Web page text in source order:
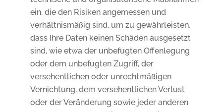
ein, die den Risiken angemessen und
verhältnismäßig sind, um zu gewährleisten,
dass Ihre Daten keinen Schäden ausgesetzt
sind, wie etwa der unbefugten Offenlegung
oder dem unbefugten Zugriff, der
versehentlichen oder unrechtmäßigen
Vernichtung, dem versehentlichen Verlust
oder der Veränderung sowie jeder anderen